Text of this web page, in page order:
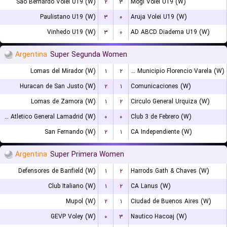
Paulistano U19 (W)
۳ ۰
Aruja Volei U19 (W)
Vinhedo U19 (W)
۳ ۰ AD ABCD Diadema U19 (W)
Argentina Super Segunda Women
Lomas del Mirador (W) ۱ ۲
La Patriada Municipio Florencio Varela (W)
Huracan de San Justo (W)
۲ ۱
Comunicaciones (W)
Lomas de Zamora (W)
۱ ۲
Circulo General Urquiza (W)
Club Atletico General Lamadrid (W)
۰ ۰
Club 3 de Febrero (W)
San Fernando (W)
۲ ۱ CA Independiente (W)
Argentina Super Primera Women
Defensores de Banfield (W) ۱ ۲
Harrods Gath & Chaves (W)
Club Italiano (W)
۱ ۲
CA Lanus (W)
Mupol (W)
۲ ۱
Ciudad de Buenos Aires (W)
GEVP Voley (W)
۰ ۳ Nautico Hacoaj (W)